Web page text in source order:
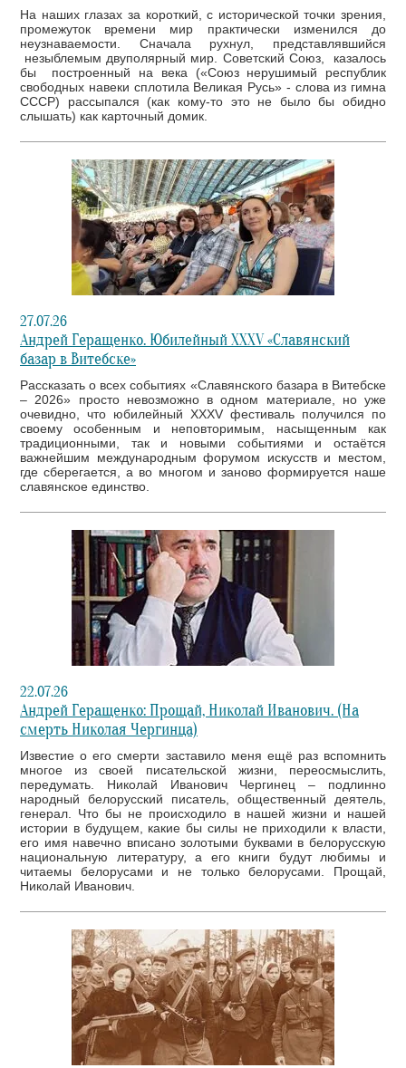
На наших глазах за короткий, с исторической точки зрения,
промежуток времени мир практически изменился до
неузнаваемости. Сначала рухнул, представлявшийся
незыблемым двуполярный мир. Советский Союз, казалось
бы построенный на века («Союз нерушимый республик
свободных навеки сплотила Великая Русь» - слова из гимна
СССР) рассыпался (как кому-то это не было бы обидно
слышать) как карточный домик.
27.07.26
Андрей Геращенко. Юбилейный XXXV «Славянский
базар в Витебске»
Рассказать о всех событиях «Славянского базара в Витебске
– 2026» просто невозможно в одном материале, но уже
очевидно, что юбилейный XXXV фестиваль получился по
своему особенным и неповторимым, насыщенным как
традиционными, так и новыми событиями и остаётся
важнейшим международным форумом искусств и местом,
где сберегается, а во многом и заново формируется наше
славянское единство.
22.07.26
Андрей Геращенко: Прощай, Николай Иванович. (На
смерть Николая Чергинца)
Известие о его смерти заставило меня ещё раз вспомнить
многое из своей писательской жизни, переосмыслить,
передумать. Николай Иванович Чергинец – подлинно
народный белорусский писатель, общественный деятель,
генерал. Что бы не происходило в нашей жизни и нашей
истории в будущем, какие бы силы не приходили к власти,
его имя навечно вписано золотыми буквами в белорусскую
национальную литературу, а его книги будут любимы и
читаемы белорусами и не только белорусами. Прощай,
Николай Иванович.